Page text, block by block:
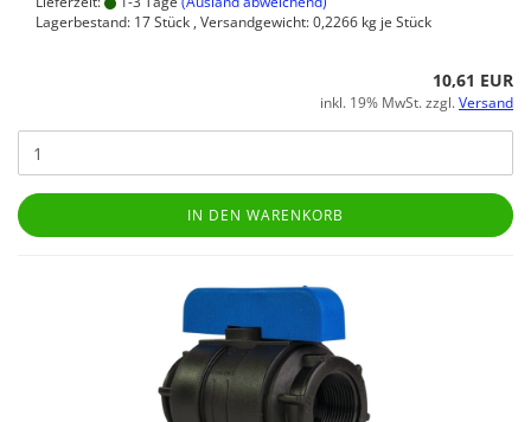
Lagerbestand: 17 Stück , Versandgewicht:0,2266 kg je Stück
10,61 EUR
inkl. 19% MwSt. zzgl.Versand
IN DEN WARENKORB